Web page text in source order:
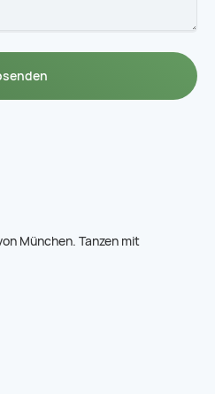
München. Tanzen mit